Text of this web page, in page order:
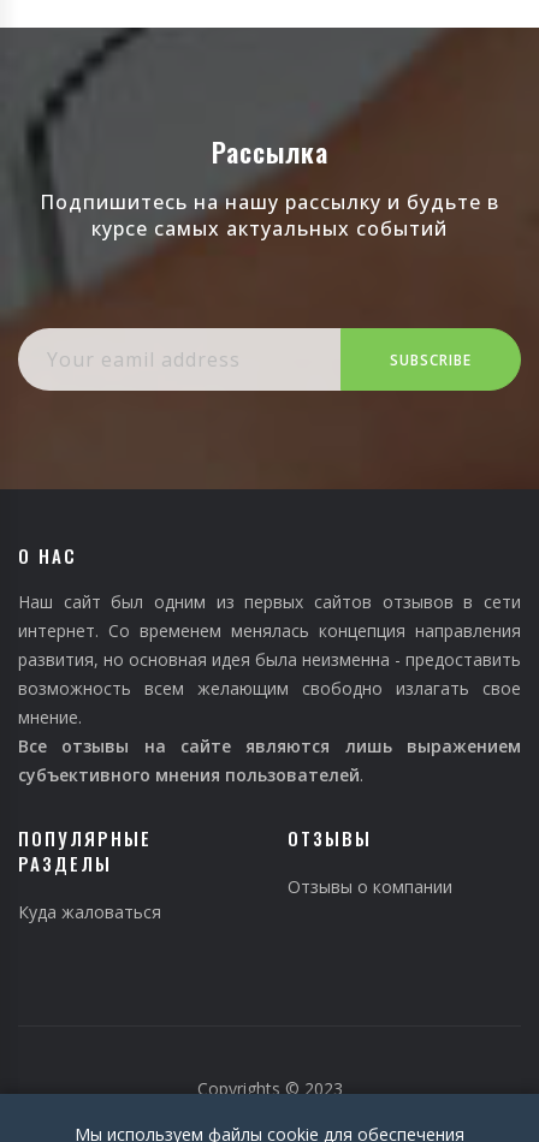
Рассылка
Подпишитесь на нашу рассылку и будьте в
курсе самых актуальных событий
SUBSCRIBE
О НАС
Наш сайт был одним из первых сайтов отзывов в сети
интернет. Со временем менялась концепция направления
развития, но основная идея была неизменна - предоставить
возможность всем желающим свободно излагать свое
мнение.
Все отзывы на сайте являются лишь выражением
субъективного мнения пользователей.
ПОПУЛЯРНЫЕ
РАЗДЕЛЫ
Куда жаловаться
ОТЗЫВЫ
Отзывы о компании
Copyrights © 2023
Мы используем файлы cookie для обеспечения